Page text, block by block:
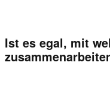
Ist es egal, mit